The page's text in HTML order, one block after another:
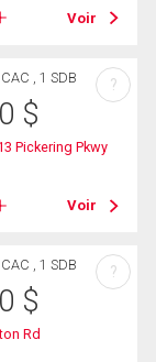
Voir
, 1 SDB
$
Pickering Pkwy
Voir
?
, 1 SDB
$
Rd
?